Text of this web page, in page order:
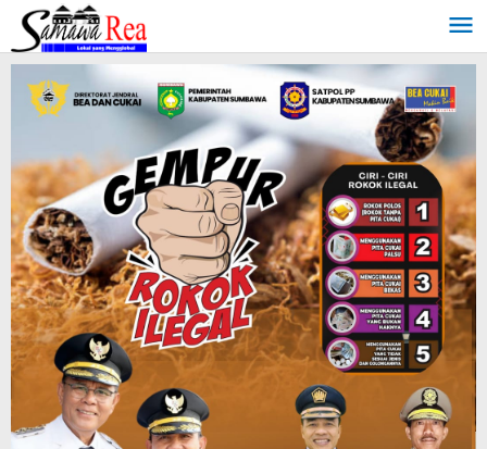
Lewati
konten